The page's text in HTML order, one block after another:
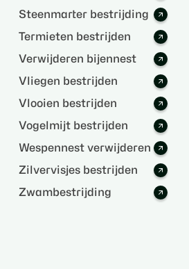
Steenmarter bestrijding
Termieten bestrijden
Verwijderen bijennest
Vliegen bestrijden
Vlooien bestrijden
Vogelmijt bestrijden
Wespennest verwijderen
Zilvervisjes bestrijden
Zwambestrijding